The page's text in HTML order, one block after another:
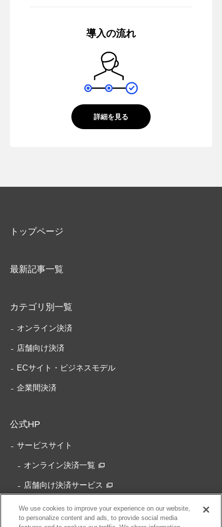
導入の流れ
詳細を見る
トップページ
最新記事一覧
カテゴリ別一覧
オンライン決済
店舗向け決済
ECサイト・ビジネスモデル
企業間決済
公式HP
サービスサイト
オンライン決済一覧
店舗向け決済サービス
コーポレートサイト
We use cookies to improve your experience on our website,
to personalize content and ads, to provide social media